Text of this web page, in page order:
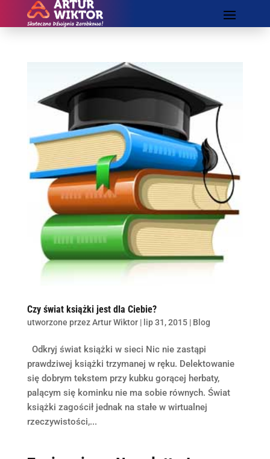
Czy świat książki jest dla Ciebie?
utworzone przezArtur Wiktor| lip 31, 2015| Blog
Odkryj świat książki w sieci Nic nie zastąpi
prawdziwej książki trzymanej w ręku. Delektowanie
się dobrym tekstem przy kubku gorącej herbaty,
palącym się kominku nie ma sobie równych. Świat
książki zagościł jednak na stałe w wirtualnej
rzeczywistości,...